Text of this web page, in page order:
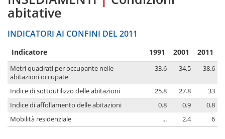
abitative
INDICATORI AI CONFINI DEL 2011
Indicatore 1991 2001 2011
Metri quadrati per occupante nelle
abitazioni occupate
33.6 34.5 38.6
Indice di sottoutilizzo delle abitazioni 25.8 27.8
33
Indice di affollamento delle abitazioni
0.8 0.9
0.8
Mobilità residenziale
... 2.4 6